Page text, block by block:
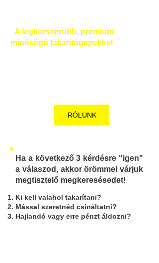
A legkorszerűbb, prémium
minőségű takarítógépekkel
RÓLUNK
Ha a következő 3 kérdésre "igen"
a válaszod, akkor örömmel várjuk
megtisztelő megkeresésedet!​
Ki kell valahol takarítani?
Mással szeretnéd csináltatni?
Hajlandó vagy erre pénzt áldozni?